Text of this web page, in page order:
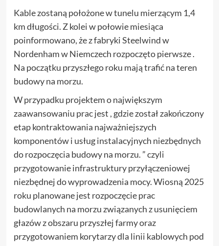
Kable zostaną położone w tunelu mierzącym 1,4
km długości. Z kolei w połowie miesiąca
poinformowano, że z fabryki Steelwind w
Nordenham w Niemczech rozpoczęto pierwsze .
Na początku przyszłego roku mają trafić na teren
budowy na morzu.
W przypadku projektem o największym
zaawansowaniu prac jest , gdzie został zakończony
etap kontraktowania najważniejszych
komponentów i usług instalacyjnych niezbędnych
do rozpoczęcia budowy na morzu. ” czyli
przygotowanie infrastruktury przyłączeniowej
niezbędnej do wyprowadzenia mocy. Wiosną 2025
roku planowane jest rozpoczęcie prac
budowlanych na morzu związanych z usunięciem
głazów z obszaru przyszłej farmy oraz
przygotowaniem korytarzy dla linii kablowych pod